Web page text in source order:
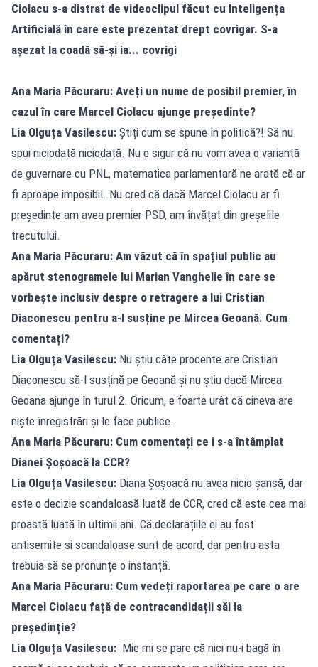
Ciolacu s-a distrat de videoclipul făcut cu Inteligența
Artificială în care este prezentat drept covrigar. S-a
așezat la coadă să-și ia... covrigi
Ana Maria Păcuraru: Aveți un nume de posibil premier, în
cazul în care Marcel Ciolacu ajunge președinte?
Lia Olguța Vasilescu: Știți cum se spune în politică?! Să nu
spui niciodată niciodată. Nu e sigur că nu vom avea o variantă
de guvernare cu PNL, matematica parlamentară ne arată că ar
fi aproape imposibil. Nu cred că dacă Marcel Ciolacu ar fi
președinte am avea premier PSD, am învățat din greșelile
trecutului.
Ana Maria Păcuraru: Am văzut că în spațiul public au
apărut stenogramele lui Marian Vanghelie în care se
vorbește inclusiv despre o retragere a lui Cristian
Diaconescu pentru a-l susține pe Mircea Geoană. Cum
comentați?
Lia Olguța Vasilescu: Nu știu câte procente are Cristian
Diaconescu să-l susțină pe Geoană și nu știu dacă Mircea
Geoana ajunge în turul 2. Oricum, e foarte urât că cineva are
niște înregistrări și le face publice.
Ana Maria Păcuraru: Cum comentați ce i s-a întâmplat
Dianei Șoșoacă la CCR?
Lia Olguța Vasilescu: Diana Șoșoacă nu avea nicio șansă, dar
este o decizie scandaloasă luată de CCR, cred că este cea mai
proastă luată în ultimii ani. Că declarațiile ei au fost
antisemite si scandaloase sunt de acord, dar pentru asta
trebuia să se pronunțe o instanță.
Ana Maria Păcuraru: Cum vedeți raportarea pe care o are
Marcel Ciolacu față de contracandidații săi la
președinție?
Lia Olguța Vasilescu: Mie mi se pare că nici nu-i bagă în